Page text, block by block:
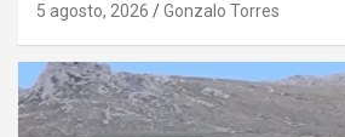
5 agosto, 2026 Gonzalo Torres